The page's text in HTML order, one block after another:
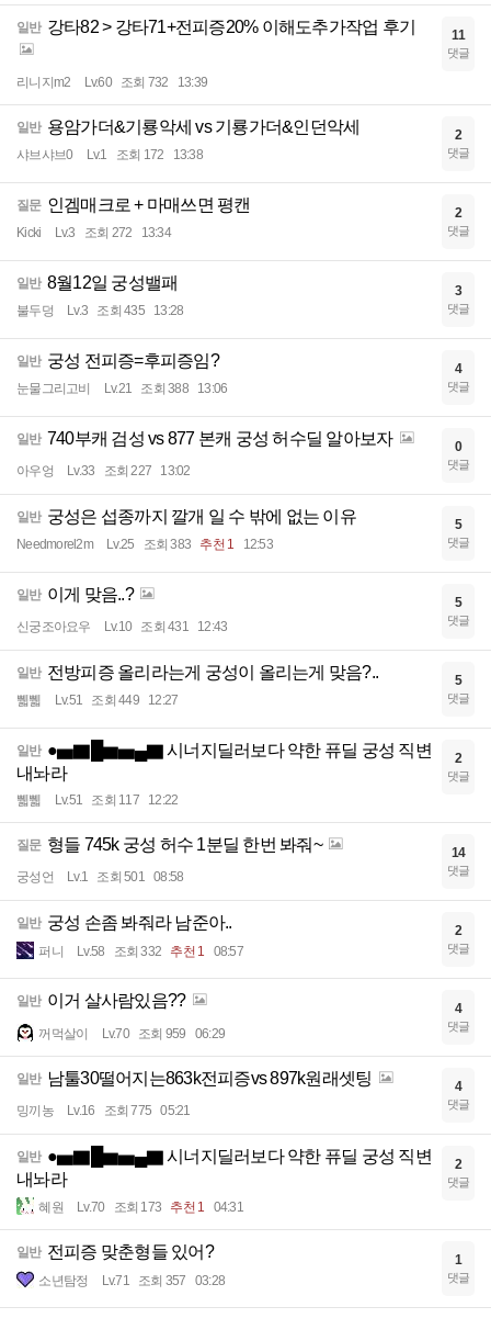
일반 강타82 > 강타71+전피증20% 이해도추가작업 후기
리니지m2 Lv.60 조회 732 13:39
11
댓글
일반 용암가더&기룡악세 vs 기룡가더&인던악세
샤브샤브0 Lv.1 조회 172 13:38
2
댓글
질문 인겜매크로 + 마매쓰면 평캔
Kicki Lv.3 조회 272 13:34
2
댓글
일반 8월12일 궁성밸패
불두덩 Lv.3 조회 435 13:28
3
댓글
일반 궁성 전피증=후피증임?
눈물그리고비 Lv.21 조회 388 13:06
4
댓글
일반 740부캐 검성 vs 877 본캐 궁성 허수딜 알아보자
아우엉 Lv.33 조회 227 13:02
0
댓글
일반 궁성은 섭종까지 깔개 일 수 밖에 없는 이유
Needmorel2m Lv.25 조회 383 추천 1 12:53
5
댓글
일반 이게 맞음..?
신궁조아요우 Lv.10 조회 431 12:43
5
댓글
일반 전방피증 올리라는게 궁성이 올리는게 맞음?..
쀏쀏 Lv.51 조회 449 12:27
5
댓글
일반 ●▅▇█▆▅▄▇ 시너지딜러보다 약한 퓨딜 궁성 직변
내놔라
쀏쀏 Lv.51 조회 117 12:22
2
댓글
질문 형들 745k 궁성 허수 1분딜 한번 봐줘~
궁성언 Lv.1 조회 501 08:58
14
댓글
일반 궁성 손좀 봐줘라 남준아..
퍼니 Lv.58 조회 332 추천 1 08:57
2
댓글
일반 이거 살사람있음??
꺼먹살이 Lv.70 조회 959 06:29
4
댓글
일반 남툴30떨어지는863k전피증vs 897k원래셋팅
밍끼농 Lv.16 조회 775 05:21
4
댓글
일반 ●▅▇█▆▅▄▇ 시너지딜러보다 약한 퓨딜 궁성 직변
내놔라
혜원 Lv.70 조회 173 추천 1 04:31
2
댓글
일반 전피증 맞춘형들 있어?
소년탐정 Lv.71 조회 357 03:28
1
댓글